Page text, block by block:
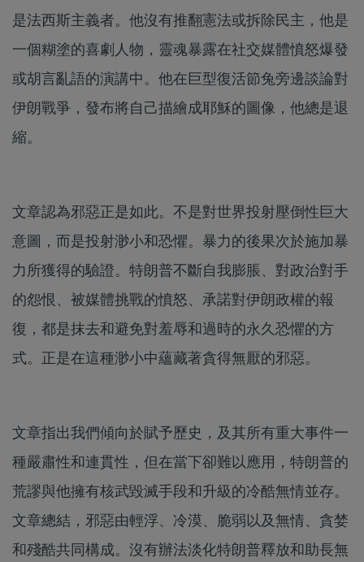
是法西斯主義者。他沒有推翻憲法或拆除民主，他是
一個糊塗的喜劇人物，靈魂暴露在社交媒體憤怒爆發
或胡言亂語的演講中。他在巨型復活節兔旁邊談論對
伊朗戰爭，發布將自己描繪成耶穌的圖像，他總是退
縮。
文章認為邪惡正是如此。不是對世界投射壓倒性巨大
意圖，而是投射渺小和恐懼。暴力的後果次於施加暴
力所獲得的驗證。特朗普不斷自我膨脹、對政治對手
的怨恨、被媒體挑戰的憤怒、承諾對伊朗政權的報
復，都是抹去和避免對羞辱和過時的永久恐懼的方
式。正是在這種渺小中蘊藏著貪得無厭的邪惡。
文章指出我們傾向於賦予歷史，及其所有重大事件一
種嚴肅性和連貫性，但在當下卻難以應用，特朗普的
荒謬與他擁有核武毀滅手段和升級的冷酷無情並存。
文章總結，邪惡由輕浮、冷漠、脆弱以及無情、貪婪
和殘酷共同構成。沒有辦法淡化特朗普釋放和助長無